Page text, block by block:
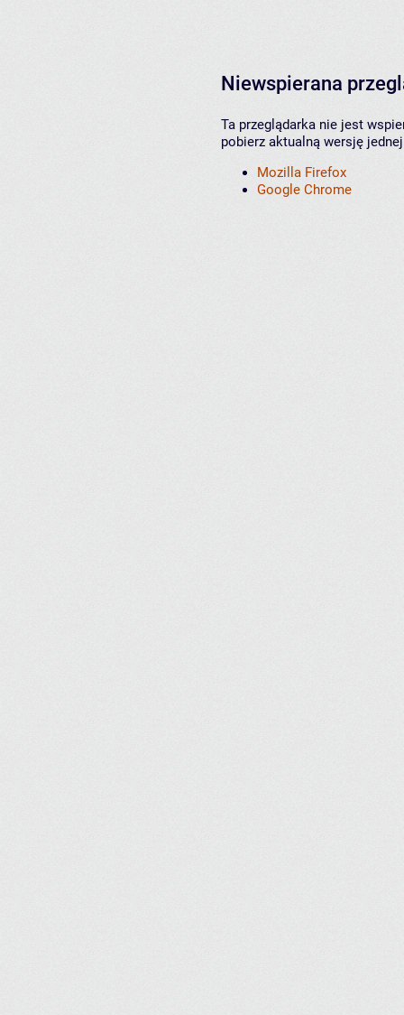
Niewspierana
Ta przeglądarka nie jest
pobierz aktualną wersję
Mozilla Firefox
Google Chrome